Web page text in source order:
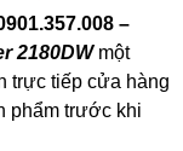
–
2180DWmột
trực tiếp cửa hàng
phẩm trước khi